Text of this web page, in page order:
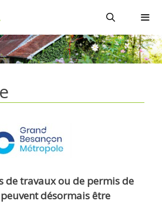
de travaux ou de permis de
désormais être